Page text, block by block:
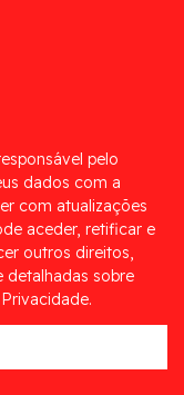
pelo
dados com a
com atualizações
aceder, retificar e
outros direitos,
detalhadas sobre